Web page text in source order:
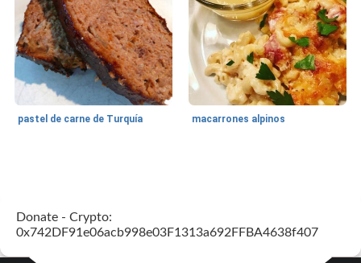
pastel de carne de Turquía macarrones alpinos
Donate - Crypto:
0x742DF91e06acb998e03F1313a692FFBA4638f407